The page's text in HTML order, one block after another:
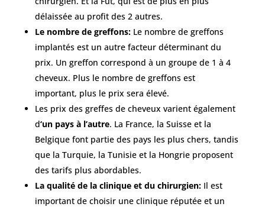
Nos
articles
Avant
Après
Devis
Gratuit
délaissée au profit des 2 autres.
Le nombre de greffons:Le nombre de greffons
implantés est un autre facteur déterminant du
prix. Un greffon correspond à un groupe de 1 à 4
cheveux. Plus le nombre de greffons est
important, plus le prix sera élevé.
Les prix des greffes de cheveux varient également
d‘un pays à l’autre. La France, la Suisse et la
Belgique font partie des pays les plus chers, tandis
que la Turquie, la Tunisie et la Hongrie proposent
des tarifs plus abordables.
La qualité de la clinique et du chirurgien:Il est
important de choisir une clinique réputée et un